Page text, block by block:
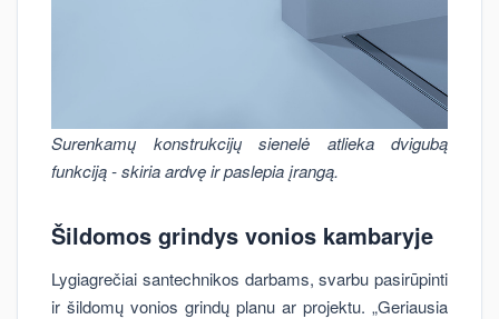
Surenkamų konstrukcijų sienelė atlieka dvigubą
funkciją - skiria ardvę ir paslepia įrangą.
Šildomos grindys vonios kambaryje
Lygiagrečiai santechnikos darbams, svarbu pasirūpinti
ir šildomų vonios grindų planu ar projektu. „Geriausia